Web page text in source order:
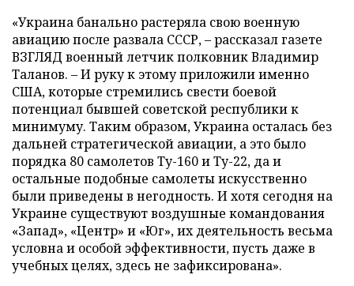
«Украина банально растеряла свою военную
авиацию после развала СССР, – рассказал газете
ВЗГЛЯД военный летчик полковник Владимир
Таланов. – И руку к этому приложили именно
США, которые стремились свести боевой
потенциал бывшей советской республики к
минимуму. Таким образом, Украина осталась без
дальней стратегической авиации, а это было
порядка 80 самолетов Ту-160 и Ту-22, да и
остальные подобные самолеты искусственно
были приведены в негодность. И хотя сегодня на
Украине существуют воздушные командования
«Запад», «Центр» и «Юг», их деятельность весьма
условна и особой эффективности, пусть даже в
учебных целях, здесь не зафиксирована».